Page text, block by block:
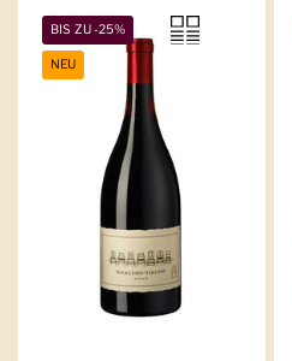
BIS ZU -25%
NEU